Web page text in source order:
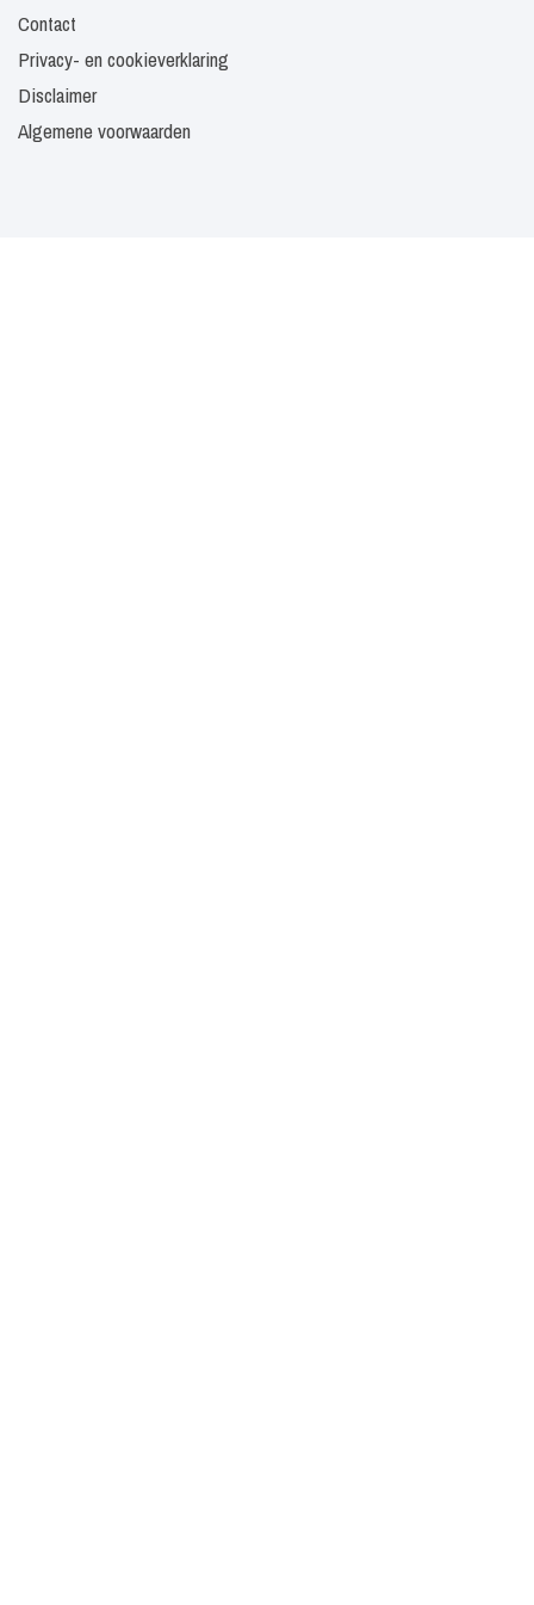
Contact
Privacy- en cookieverklaring
Disclaimer
Algemene voorwaarden